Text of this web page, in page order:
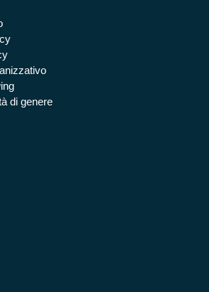
di genere